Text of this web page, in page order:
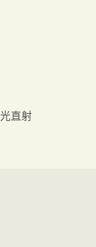
直射